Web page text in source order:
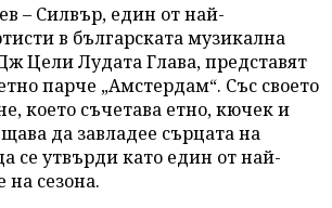
– Силвър, един от най-
в българската музикална
Цели Лудата Глава, представят
парче „Амстердам“. Със своето
което съчетава етно, кючек и
да завладее сърцата на
се утвърди като един от най-
на сезона.